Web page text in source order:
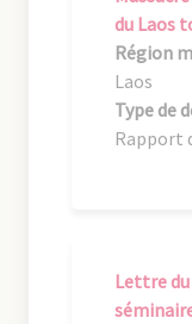
du Laos
Région
Laos
Type de
Rapport
Lettre du